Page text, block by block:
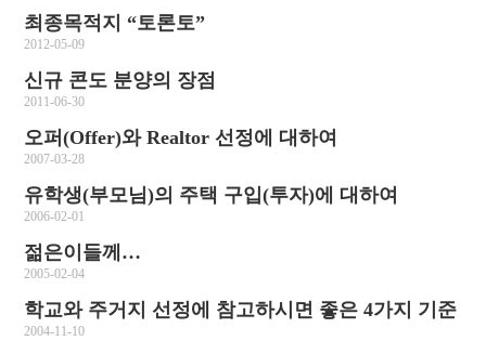
최종목적지 “토론토”
2012-05-09
신규 콘도 분양의 장점
2011-06-30
오퍼(Offer)와 Realtor 선정에 대하여
2007-03-28
유학생(부모님)의 주택 구입(투자)에 대하여
2006-02-01
젊은이들께…
2005-02-04
학교와 주거지 선정에 참고하시면 좋은 4가지 기준
2004-11-10